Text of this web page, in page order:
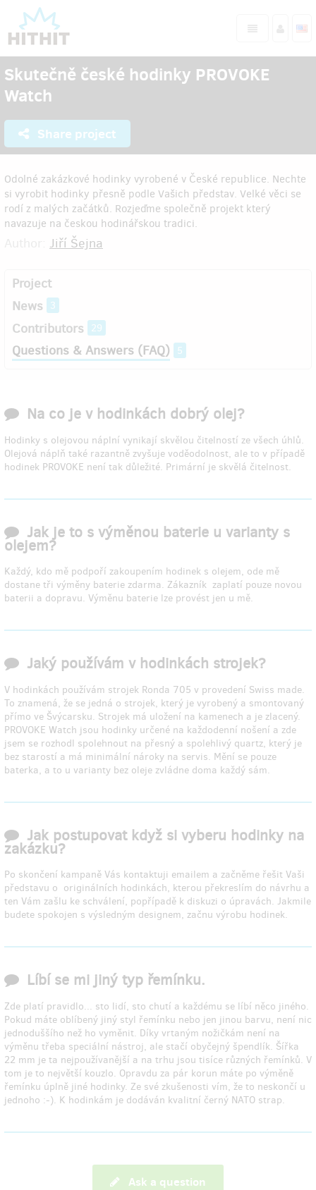
Skutečně české hodinky PROVOKE
Watch
Share project
Odolné zakázkové hodinky vyrobené v České republice. Nechte
si vyrobit hodinky přesně podle Vašich představ. Velké věci se
rodí z malých začátků. Rozjeďme společně projekt který
navazuje na českou hodinářskou tradici.
Jiří Šejna
Project
News
3
Contributors 29
Questions & Answers (FAQ) 5
Na co je v hodinkách dobrý olej?
Hodinky s olejovou náplní vynikají skvělou čitelností ze všech úhlů.
Olejová náplň také razantně zvyšuje voděodolnost, ale to v případě
hodinek PROVOKE není tak důležité. Primární je skvělá čitelnost.
Jak je to s výměnou baterie u varianty s
olejem?
Každý, kdo mě podpoří zakoupením hodinek s olejem, ode mě
dostane tři výměny baterie zdarma. Zákazník zaplatí pouze novou
baterii a dopravu. Výměnu baterie lze provést jen u mě.
Jaký používám v hodinkách strojek?
V hodinkách používám strojek Ronda 705 v provedení Swiss made.
To znamená, že se jedná o strojek, který je vyrobený a smontovaný
přímo ve Švýcarsku. Strojek má uložení na kamenech a je zlacený.
PROVOKE Watch jsou hodinky určené na každodenní nošení a zde
jsem se rozhodl spolehnout na přesný a spolehlivý quartz, který je
bez starostí a má minimální nároky na servis. Mění se pouze
baterka, a to u varianty bez oleje zvládne doma každý sám.
Jak postupovat když si vyberu hodinky na
zakázku?
Po skončení kampaně Vás kontaktuji emailem a začněme řešit Vaši
představu o originálních hodinkách, kterou překreslím do návrhu a
ten Vám zašlu ke schválení, popřípadě k diskuzi o úpravách. Jakmile
budete spokojen s výsledným designem, začnu výrobu hodinek.
Líbí se mi jiný typ řemínku.
Zde platí pravidlo... sto lidí, sto chutí a každému se líbí něco jiného.
Pokud máte oblíbený jiný styl řemínku nebo jen jinou barvu, není nic
jednoduššího než ho vyměnit. Díky vrtaným nožičkám není na
výměnu třeba speciální nástroj, ale stačí obyčejný špendlík. Šířka
22 mm je ta nejpoužívanější a na trhu jsou tisíce různých řemínků. V
tom je to největší kouzlo. Opravdu za pár korun máte po výměně
řemínku úplně jiné hodinky. Ze své zkušenosti vím, že to neskončí u
jednoho :-). K hodinkám je dodáván kvalitní černý NATO strap.
Ask a question